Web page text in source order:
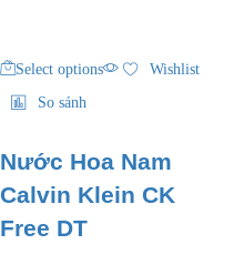
Select options
Wishlist
So sánh
Nước Hoa Nam
Calvin Klein CK
Free DT